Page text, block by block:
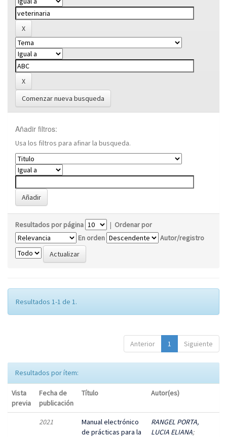
Comenzar nueva busqueda
Añadir filtros:
Usa los filtros para afinar la busqueda.
Resultados por página | Ordenar por
En orden
Autor/registro
Resultados 1-1 de 1.
Anterior 1 Siguiente
Resultados por ítem:
Vista
previa
Fecha de
publicación
Título Autor(es)
2021
Manual electrónico
de prácticas para la
RANGEL PORTA,
LUCIA ELIANA;